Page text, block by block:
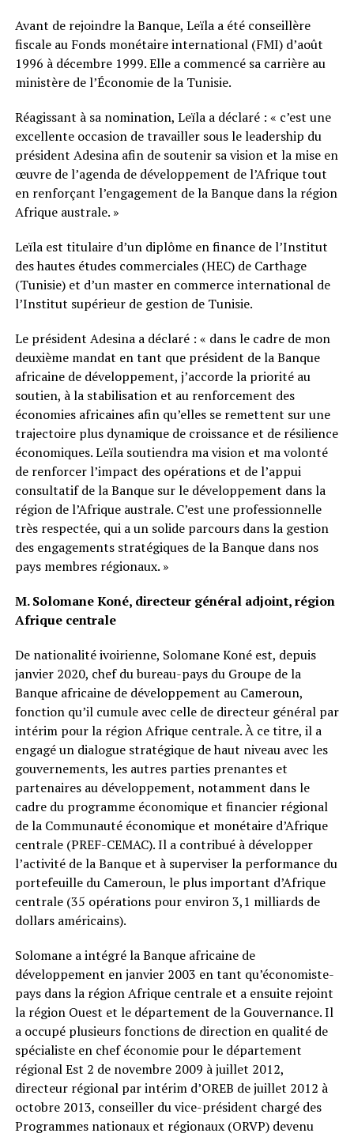
Avant de rejoindre la Banque, Leïla a été conseillère
fiscale au Fonds monétaire international (FMI) d’août
1996 à décembre 1999. Elle a commencé sa carrière au
ministère de l’Économie de la Tunisie.
Réagissant à sa nomination, Leïla a déclaré : « c’est une
excellente occasion de travailler sous le leadership du
président Adesina afin de soutenir sa vision et la mise en
œuvre de l’agenda de développement de l’Afrique tout
en renforçant l’engagement de la Banque dans la région
Afrique australe. »
Leïla est titulaire d’un diplôme en finance de l’Institut
des hautes études commerciales (HEC) de Carthage
(Tunisie) et d’un master en commerce international de
l’Institut supérieur de gestion de Tunisie.
Le président Adesina a déclaré : « dans le cadre de mon
deuxième mandat en tant que président de la Banque
africaine de développement, j’accorde la priorité au
soutien, à la stabilisation et au renforcement des
économies africaines afin qu’elles se remettent sur une
trajectoire plus dynamique de croissance et de résilience
économiques. Leïla soutiendra ma vision et ma volonté
de renforcer l’impact des opérations et de l’appui
consultatif de la Banque sur le développement dans la
région de l’Afrique australe. C’est une professionnelle
très respectée, qui a un solide parcours dans la gestion
des engagements stratégiques de la Banque dans nos
pays membres régionaux. »
M. Solomane Koné, directeur général adjoint, région
Afrique centrale
De nationalité ivoirienne, Solomane Koné est, depuis
janvier 2020, chef du bureau-pays du Groupe de la
Banque africaine de développement au Cameroun,
fonction qu’il cumule avec celle de directeur général par
intérim pour la région Afrique centrale. À ce titre, il a
engagé un dialogue stratégique de haut niveau avec les
gouvernements, les autres parties prenantes et
partenaires au développement, notamment dans le
cadre du programme économique et financier régional
de la Communauté économique et monétaire d’Afrique
centrale (PREF-CEMAC). Il a contribué à développer
l’activité de la Banque et à superviser la performance du
portefeuille du Cameroun, le plus important d’Afrique
centrale (35 opérations pour environ 3,1 milliards de
dollars américains).
Solomane a intégré la Banque africaine de
développement en janvier 2003 en tant qu’économiste-
pays dans la région Afrique centrale et a ensuite rejoint
la région Ouest et le département de la Gouvernance. Il
a occupé plusieurs fonctions de direction en qualité de
spécialiste en chef économie pour le département
régional Est 2 de novembre 2009 à juillet 2012,
directeur régional par intérim d’OREB de juillet 2012 à
octobre 2013, conseiller du vice-président chargé des
Programmes nationaux et régionaux (ORVP) devenu